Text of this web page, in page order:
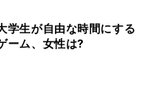
学生が自由な時間にする
ーム、女性は?